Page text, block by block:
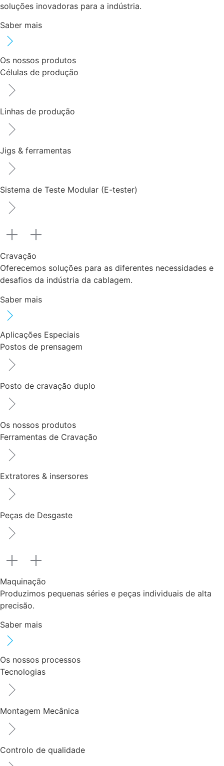
soluções inovadoras para a indústria.
Saber mais
Os nossos produtos
Células de produção
Linhas de produção
Jigs & ferramentas
Sistema de Teste Modular (E-tester)
Cravação
Oferecemos soluções para as diferentes necessidades e
desafios da indústria da cablagem.
Saber mais
Aplicações Especiais
Postos de prensagem
Posto de cravação duplo
Os nossos produtos
Ferramentas de Cravação
Extratores & insersores
Peças de Desgaste
Maquinação
Produzimos pequenas séries e peças individuais de alta
precisão.
Saber mais
Os nossos processos
Tecnologias
Montagem Mecânica
Controlo de qualidade